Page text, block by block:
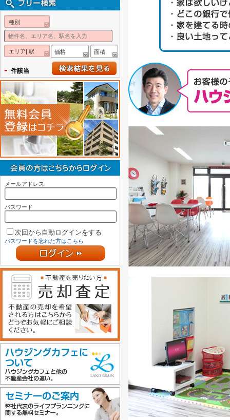
種別
エリア| 駅 価格 面積
- 件該当
メールアドレス
パスワード
次回から自動ログインをする
パスワードを忘れた方はこちら